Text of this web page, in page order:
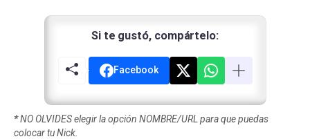
Si te gustó, compártelo:
Facebook
*NO OLVIDES elegir la opción NOMBRE/URL para que puedas
colocar tu Nick.